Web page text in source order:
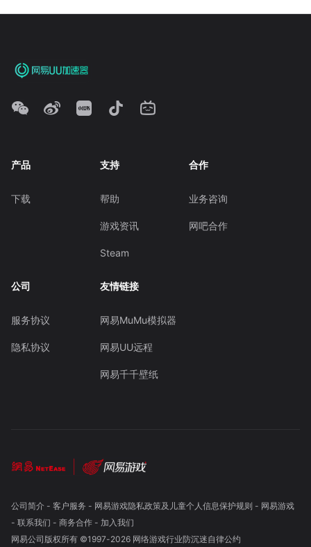
产品
下载
支持
帮助
游戏资讯
Steam
合作
业务咨询
网吧合作
公司
服务协议
隐私协议
友情链接
网易MuMu模拟器
网易UU远程
网易千千壁纸
公司简介- 客户服务 - 网易游戏隐私政策及儿童个人信息保护规则 - 网易游戏
- 联系我们 - 商务合作- 加入我们
网易公司版权所有 ©1997-2026 网络游戏行业防沉迷自律公约